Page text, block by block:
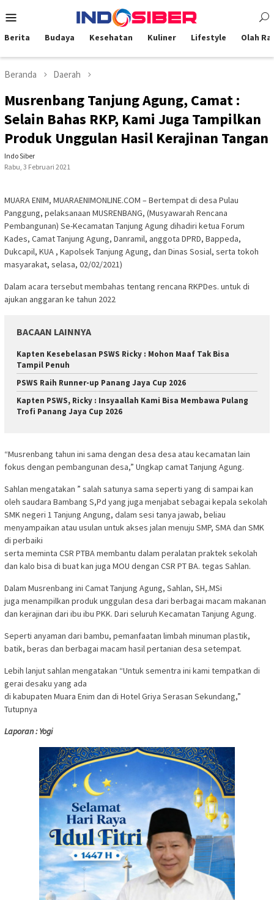
ke
Mobile
Berita Budaya Kesehatan Kuliner Lifestyle Olah
Beranda Daerah
Musrenbang Tanjung Agung, Camat :
Selain Bahas RKP, Kami Juga Tampilkan
Produk Unggulan Hasil Kerajinan Tangan
Indo Siber
Rabu, 3 Februari 2021
MUARA ENIM, MUARAENIMONLINE.COM – Bertempat di desa Pulau
Panggung, pelaksanaan MUSRENBANG, (Musyawarah Rencana
Pembangunan) Se-Kecamatan Tanjung Agung dihadiri ketua Forum
Kades, Camat Tanjung Agung, Danramil, anggota DPRD, Bappeda,
Dukcapil, KUA , Kapolsek Tanjung Agung, dan Dinas Sosial, serta tokoh
masyarakat, selasa, 02/02/2021)
Dalam acara tersebut membahas tentang rencana RKPDes. untuk di
ajukan anggaran ke tahun 2022
BACAAN LAINNYA
Kapten Kesebelasan PSWS Ricky : Mohon Maaf Tak Bisa
Tampil Penuh
PSWS Raih Runner-up Panang Jaya Cup 2026
Kapten PSWS, Ricky : Insyaallah Kami Bisa Membawa Pulang
Trofi Panang Jaya Cup 2026
“Musrenbang tahun ini sama dengan desa desa atau kecamatan lain
fokus dengan pembangunan desa,” Ungkap camat Tanjung Agung.
Sahlan mengatakan ” salah satunya sama seperti yang di sampai kan
oleh saudara Bambang S,Pd yang juga menjabat sebagai kepala sekolah
SMK negeri 1 Tanjung Angung, dalam sesi tanya jawab, beliau
menyampaikan atau usulan untuk akses jalan menuju SMP, SMA dan SMK
di perbaiki
serta meminta CSR PTBA membantu dalam peralatan praktek sekolah
dan kalo bisa di buat kan juga MOU dengan CSR PT BA. tegas Sahlan.
Dalam Musrenbang ini Camat Tanjung Agung, Sahlan, SH,.MSi
juga menampilkan produk unggulan desa dari berbagai macam makanan
dan kerajinan dari ibu ibu PKK. Dari seluruh Kecamatan Tanjung Agung.
Seperti anyaman dari bambu, pemanfaatan limbah minuman plastik,
batik, beras dan berbagai macam hasil pertanian desa setempat.
Lebih lanjut sahlan mengatakan “Untuk sementra ini kami tempatkan di
gerai desaku yang ada
di kabupaten Muara Enim dan di Hotel Griya Serasan Sekundang,”
Tutupnya
Laporan : Yogi